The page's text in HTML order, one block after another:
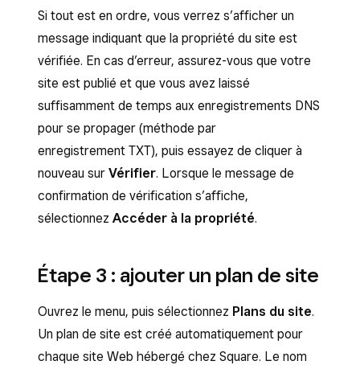
contactez votre hôte de domaine pour obtenir
de l’aide.
vente
Vente en ligne Paramètres
Outils de suivi
Collez la balise HTML dans la section d’en-
tête de votre site.
Publiezvotre site Web à partir de l’éditeur
de site.
Si tout est en ordre, vous verrez s’afficher un
message indiquant que la propriété du site est
vérifiée. En cas d’erreur, assurez-vous que votre
site est publié et que vous avez laissé
suffisamment de temps aux enregistrements DNS
pour se propager (méthode par
enregistrement TXT), puis essayez de cliquer à
nouveau sur Vérifier. Lorsque le message de
confirmation de vérification s’affiche,
sélectionnez Accéder à la propriété.
Étape 3 : ajouter un plan de site
Ouvrez le menu, puis sélectionnez Plans du site.
Un plan de site est créé automatiquement pour
chaque site Web hébergé chez Square. Le nom